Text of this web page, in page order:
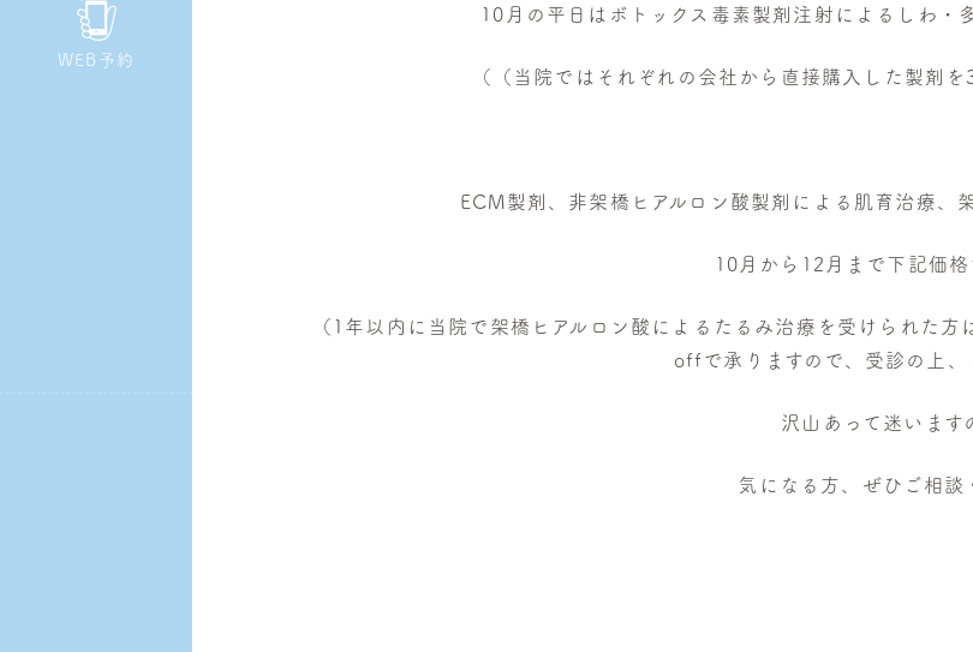
膚
WEB予約
10月の平日はボトックス毒素製剤注射によるしわ・
（（当院ではそれぞれの会社から直接購入した製剤
ECM製剤、非架橋ヒアルロン酸製剤による肌育治療、
10月から12月まで下記価格
（1年以内に当院で架橋ヒアルロン酸によるたるみ治療を受けられた
offで承りますので、受診の上、
沢山あって迷います
気になる方、ぜひご相談